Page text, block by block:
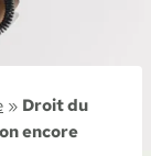
» Droit du
encore